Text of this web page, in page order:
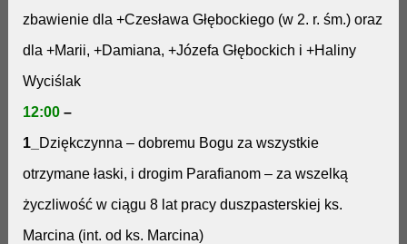
zbawienie dla +Czesława Głębockiego (w 2. r. śm.) oraz
dla +Marii, +Damiana, +Józefa Głębockich i +Haliny
Wyciślak
12:00 –
1_
Dziękczynna – dobremu Bogu za wszystkie
otrzymane łaski, i drogim Parafianom – za wszelką
życzliwość w ciągu 8 lat pracy duszpasterskiej ks.
Marcina (int. od ks. Marcina)